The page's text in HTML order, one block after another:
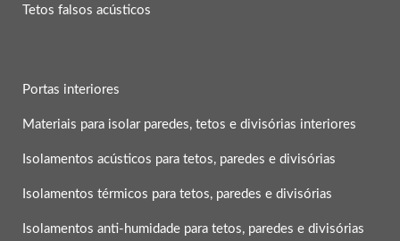
Tetos falsos acústicos
Portas interiores
Materiais para isolar paredes, tetos e divisórias interiores
Isolamentos acústicos para tetos, paredes e divisórias
Isolamentos térmicos para tetos, paredes e divisórias
Isolamentos anti-humidade para tetos, paredes e divisórias